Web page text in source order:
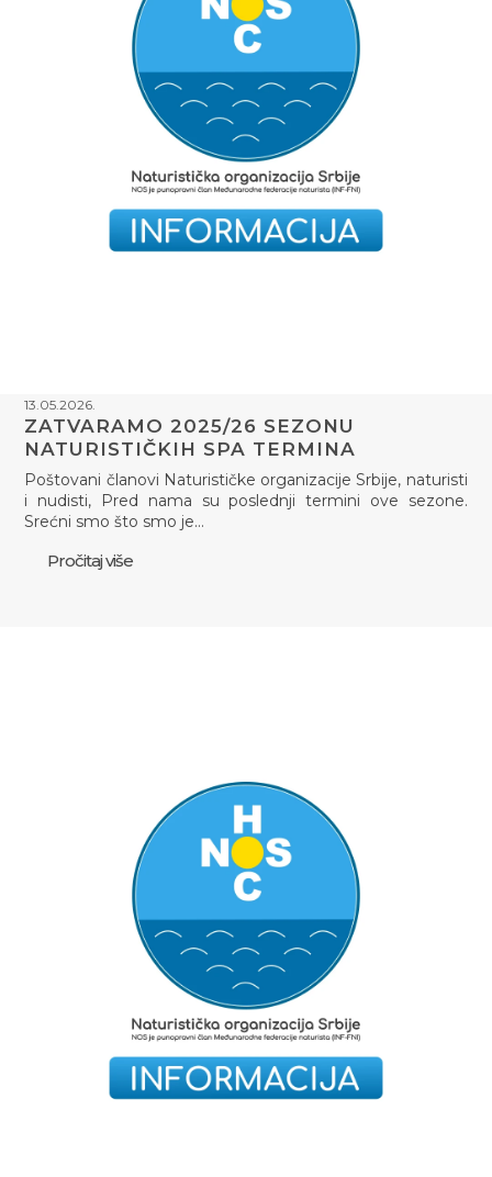
13.05.2026.
ZATVARAMO 2025/26 SEZONU
NATURISTIČKIH SPA TERMINA
Poštovani članovi Naturističke organizacije Srbije, naturisti
i nudisti, Pred nama su poslednji termini ove sezone.
Srećni smo što smo je…
Pročitaj više